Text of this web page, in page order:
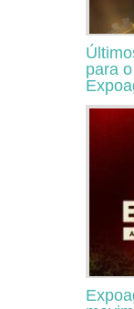
para